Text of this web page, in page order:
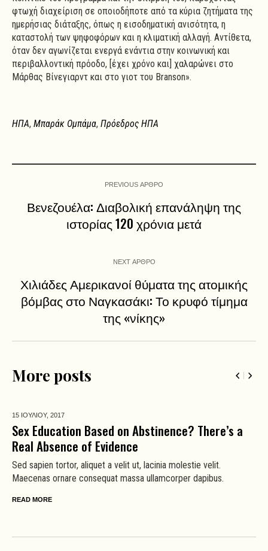
φτωχή διαχείριση σε οποιοδήποτε από τα κύρια ζητήματα της
ημερήσιας διάταξης, όπως η εισοδηματική ανισότητα, η
καταστολή των ψηφοφόρων και η κλιματική αλλαγή. Αντίθετα,
όταν δεν αγωνίζεται ενεργά ενάντια στην κοινωνική και
περιβαλλοντική πρόοδο, [έχει χρόνο και] χαλαρώνει στο
Μάρθας Βίνεγιαρντ και στο γιοτ του Branson».
ΗΠΑ, Μπαράκ Ομπάμα, Πρόεδρος ΗΠΑ
PREVIOUS ΑΡΘΡΟ
Βενεζουέλα: Διαβολική επανάληψη της
ιστορίας 120 χρόνια μετά
NEXT ΑΡΘΡΟ
Χιλιάδες Αμερικανοί θύματα της ατομικής
βόμβας στο Ναγκασάκι: Το κρυφό τίμημα
της «νίκης»
More posts
15 ΙΟΥΛΙΟΥ, 2017
Sex Education Based on Abstinence? There’s a
Real Absence of Evidence
Sed sapien tortor, aliquet a velit ut, lacinia molestie velit.
Maecenas ornare consequat massa ullamcorper dapibus.
READ MORE